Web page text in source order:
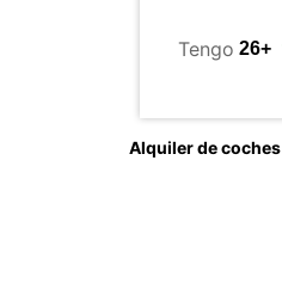
Tengo
Alquiler de coches